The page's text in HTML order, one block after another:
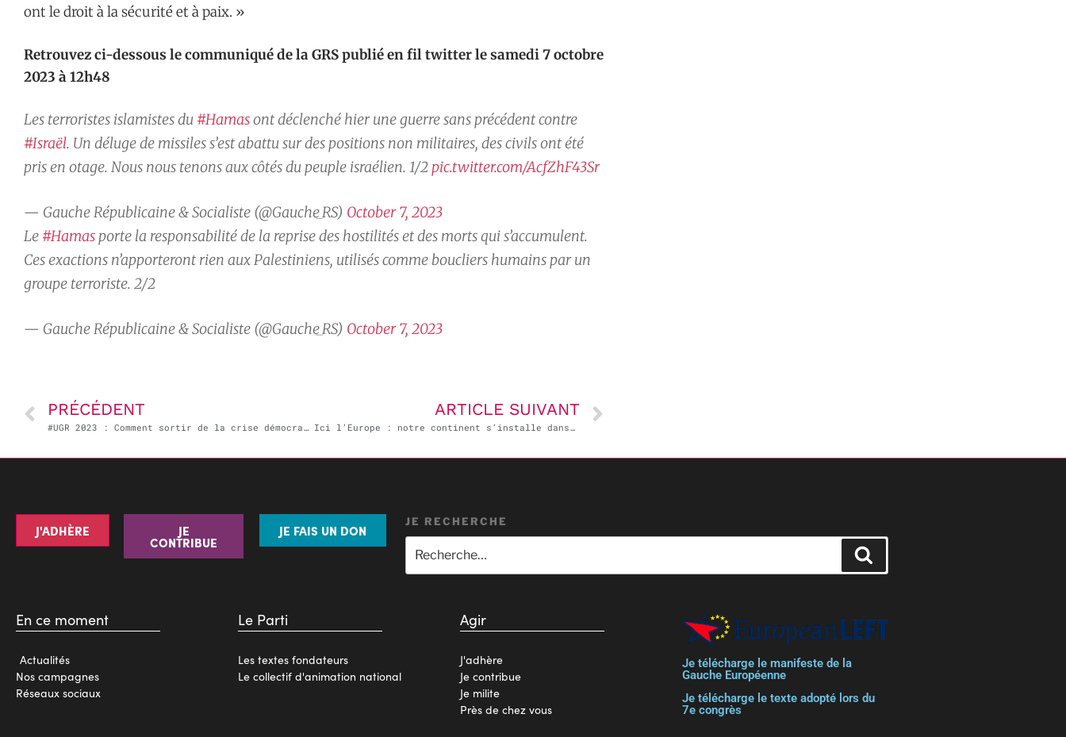
ont le droit à la sécurité et à paix. »
Retrouvez ci-dessous le communiqué de la GRS publié en fil twitter le samedi 7 octobre
2023 à 12h48
Les terroristes islamistes du #Hamasont déclenché hier une guerre sans précédent contre
#Israël. Un déluge de missiles s’est abattu sur des positions non militaires, des civils ont été
pris en otage. Nous nous tenons aux côtés du peuple israélien. 1/2 pic.twitter.com/AcfZhF43Sr
— Gauche Républicaine & Socialiste (@Gauche_RS) October 7, 2023
Le #Hamas porte la responsabilité de la reprise des hostilités et des morts qui s’accumulent.
Ces exactions n’apporteront rien aux Palestiniens, utilisés comme boucliers humains par un
groupe terroriste. 2/2
— Gauche Républicaine & Socialiste (@Gauche_RS) October 7, 2023
PRÉCÉDENT
#UGR 2023 : Comment sortir de la crise démocratique ? – dimanche 8 octobre 2023
ARTICLE SUIVANT
Ici l’Europe : notre continent s’installe dans la pauvreté
J'ADHÈRE JE
CONTRIBUE
JE FAIS UN DON
JE RECHERCHE
En ce moment
Actualités
Nos campagnes
Réseaux sociaux
Le Parti
Les textes fondateurs
Le collectif d'animation national
Agir
J'adhère
Je contribue
Je milite
Près de chez vous
Je télécharge le manifeste de la
Gauche Européenne
Je télécharge le texte adopté lors du
7e congrès